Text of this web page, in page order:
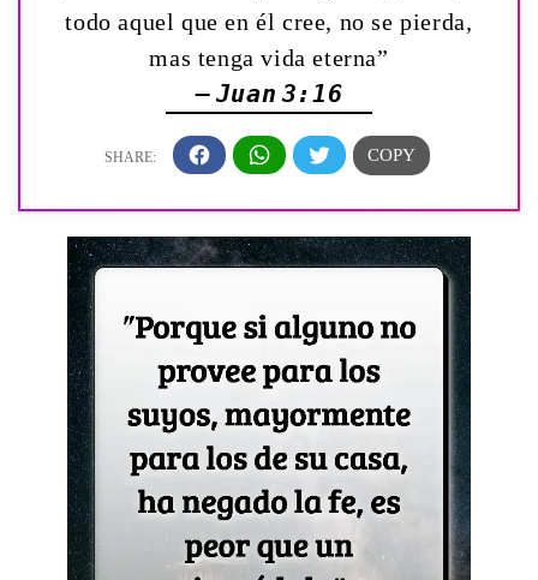
todo aquel que en él cree, no se pierda,
mas tenga vida eterna”
— Juan 3:16